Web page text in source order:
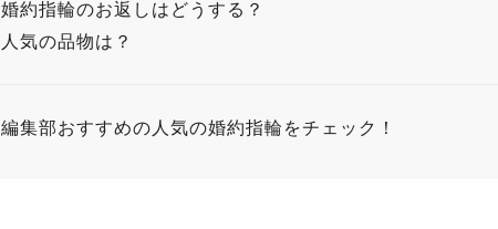
婚約指輪のお返しはどうする？
人気の品物は？
編集部おすすめの人気の婚約指輪をチェック！